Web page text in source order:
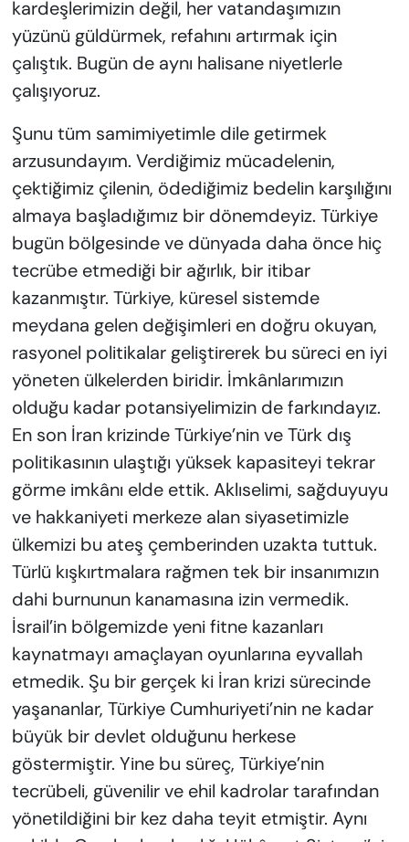
kardeşlerimizin değil, her vatandaşımızın
yüzünü güldürmek, refahını artırmak için
çalıştık. Bugün de aynı halisane niyetlerle
çalışıyoruz.
Şunu tüm samimiyetimle dile getirmek
arzusundayım. Verdiğimiz mücadelenin,
çektiğimiz çilenin, ödediğimiz bedelin karşılığını
almaya başladığımız bir dönemdeyiz. Türkiye
bugün bölgesinde ve dünyada daha önce hiç
tecrübe etmediği bir ağırlık, bir itibar
kazanmıştır. Türkiye, küresel sistemde
meydana gelen değişimleri en doğru okuyan,
rasyonel politikalar geliştirerek bu süreci en iyi
yöneten ülkelerden biridir. İmkânlarımızın
olduğu kadar potansiyelimizin de farkındayız.
En son İran krizinde Türkiye’nin ve Türk dış
politikasının ulaştığı yüksek kapasiteyi tekrar
görme imkânı elde ettik. Aklıselimi, sağduyuyu
ve hakkaniyeti merkeze alan siyasetimizle
ülkemizi bu ateş çemberinden uzakta tuttuk.
Türlü kışkırtmalara rağmen tek bir insanımızın
dahi burnunun kanamasına izin vermedik.
İsrail’in bölgemizde yeni fitne kazanları
kaynatmayı amaçlayan oyunlarına eyvallah
etmedik. Şu bir gerçek ki İran krizi sürecinde
yaşananlar, Türkiye Cumhuriyeti’nin ne kadar
büyük bir devlet olduğunu herkese
göstermiştir. Yine bu süreç, Türkiye’nin
tecrübeli, güvenilir ve ehil kadrolar tarafından
yönetildiğini bir kez daha teyit etmiştir. Aynı